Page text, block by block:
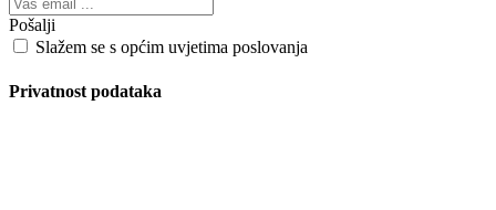
Pošalji
Slažem se s općim uvjetima poslovanja
Privatnost podataka